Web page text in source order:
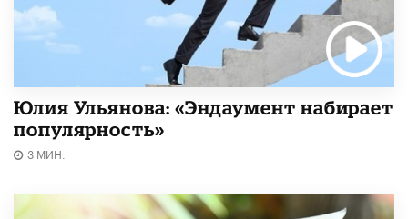
Юлия Ульянова: «Эндаумент набирает
популярность»
3 МИН.